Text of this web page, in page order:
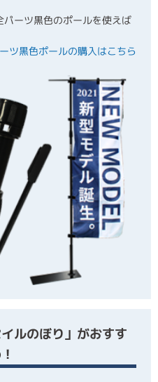
ーツ黒色のポールを使えば
ツ黒色ポールの購入はこちら
ルのぼり」がおすす